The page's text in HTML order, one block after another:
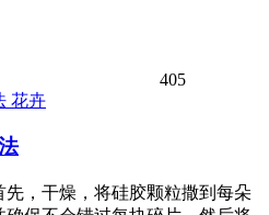
405
花卉
先，干燥，将硅胶颗粒撒到每朵